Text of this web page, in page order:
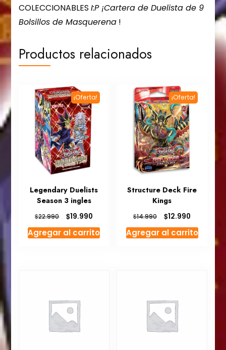
COLECCIONABLESI:P ¡Cartera de Duelista de 9
Bolsillos de Masquerena !
Productos relacionados
¡Oferta!
Legendary Duelists
Season 3 ingles
$22.990
El
precio
original
$19.990
precio
actual
Agregar al carrito
¡Oferta!
Structure Deck Fire
Kings
$14.990
El
precio
original
$12.990
precio
actual
Agregar al carrito